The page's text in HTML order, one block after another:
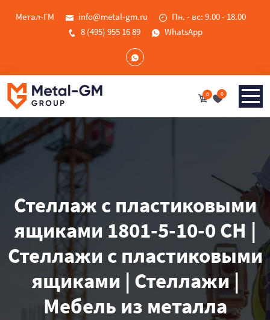
Метал-ГМ info@metal-gm.ru
Пн. - вс: 9.00 - 18.00
8 (495) 955 16 89
WhatsApp
0 0
Стеллаж с пластиковыми
ящиками 1801-5-10-0 CH |
Стеллажи с пластиковыми
ящиками | Стеллажи |
Мебель из металла